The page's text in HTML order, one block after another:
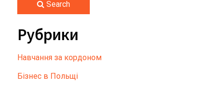
Search
Рубрики
Hавчання за кордоном
Бізнес в Польщі